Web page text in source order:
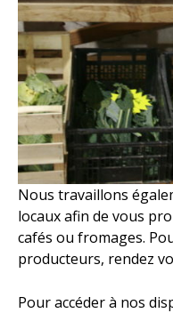
Nous travaillons
locaux afin de vous
cafés ou fromages.
producteurs, rendez
Pour accéder à nos